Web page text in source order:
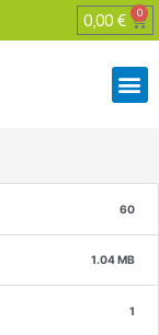
0,00 € 0
60
1.04 MB
1